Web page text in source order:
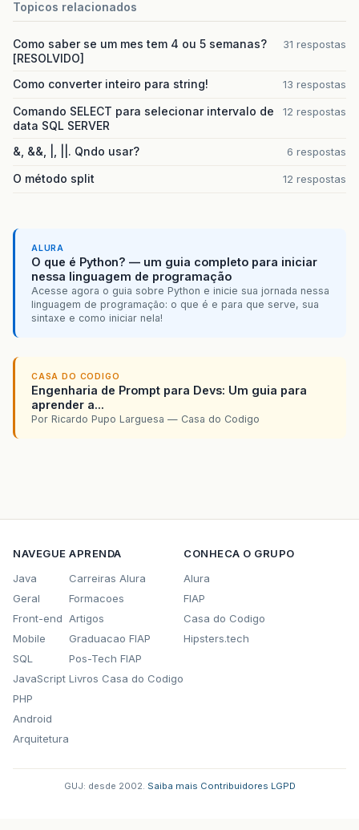
Topicos relacionados
Como saber se um mes tem 4 ou 5 semanas?
[RESOLVIDO]
31 respostas
Como converter inteiro para string! 13 respostas
Comando SELECT para selecionar intervalo de
data SQL SERVER
12 respostas
&, &&, |, ||. Qndo usar? 6 respostas
O método split 12 respostas
ALURA
O que é Python? — um guia completo para iniciar
nessa linguagem de programação
Acesse agora o guia sobre Python e inicie sua jornada nessa
linguagem de programação: o que é e para que serve, sua
sintaxe e como iniciar nela!
CASA DO CODIGO
Engenharia de Prompt para Devs: Um guia para
aprender a...
Por Ricardo Pupo Larguesa — Casa do Codigo
NAVEGUE
Java
Geral
Front-end
Mobile
SQL
JavaScript
PHP
Android
Arquitetura
APRENDA
Carreiras Alura
Formacoes
Artigos
Graduacao FIAP
Pos-Tech FIAP
Livros Casa do Codigo
CONHECA O GRUPO
Alura
FIAP
Casa do Codigo
Hipsters.tech
GUJ: desde 2002. Saiba mais Contribuidores LGPD